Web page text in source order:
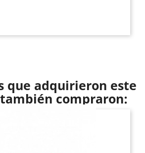
que adquirieron este
compraron: